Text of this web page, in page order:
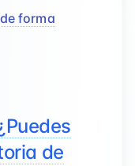
forma
de